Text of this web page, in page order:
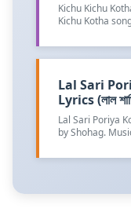
Kichu Kichu
Kichu Kotha
Lal Sari
Lyrics (লাল
Lal Sari Poriya
by Shohag.